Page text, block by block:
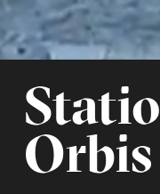
Statio
Orbis